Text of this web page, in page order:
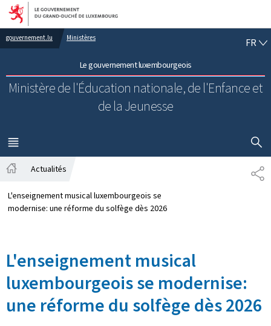
Aller au menu principal
Aller au contenu
gouvernement.lu Ministères
Le gouvernement luxembourgeois
Ministère de l'Éducation nationale, de l'Enfance et
de la Jeunesse
FR
MENU
PRINCIPAL
Actualités
L'enseignement musical luxembourgeois se
modernise: une réforme du solfège dès 2026
L'enseignement musical
luxembourgeois se modernise:
une réforme du solfège dès 2026